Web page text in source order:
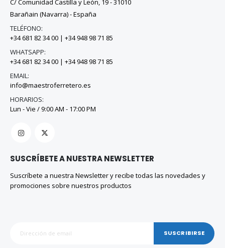
C/ Comunidad Castilla y León, 19 - 31010
Barañain (Navarra) - España
TELÉFONO:
+34 681 82 34 00 | +34 948 98 71 85
WHATSAPP:
+34 681 82 34 00 | +34 948 98 71 85
EMAIL:
info@maestroferretero.es
HORARIOS:
Lun - Vie / 9:00 AM - 17:00 PM
SUSCRÍBETE A NUESTRA NEWSLETTER
Suscríbete a nuestra Newsletter y recibe todas las novedades y
promociones sobre nuestros productos
SUSCRIBIRSE